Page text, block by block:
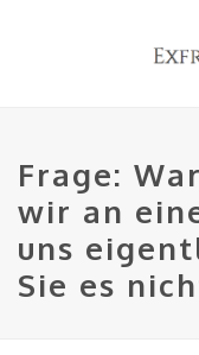
Frage:
wir an
uns
Sie es